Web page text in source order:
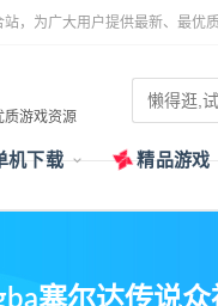
，为广大用户提供最新、最优
质游戏资源
机下载 精品游戏
塞尔达传说